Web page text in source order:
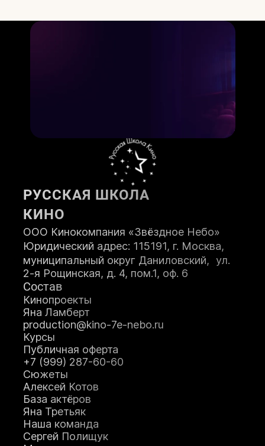
ПОСТУПИТЬ
РУССКАЯ ШКОЛА
КИНО
ООО Кинокомпания «Звёздное Небо»
Юридический адрес: 115191, г. Москва,
муниципальный округ Даниловский, ул.
2-я Рощинская, д. 4, пом.1, оф. 6
Состав
Кинопроекты
Яна Ламберт
production@kino-7e-nebo.ru
Курсы
Публичная оферта
+7 (999) 287-60-60
Сюжеты
Алексей Котов
База актёров
Яна Третьяк
Наша команда
Сергей Полищук